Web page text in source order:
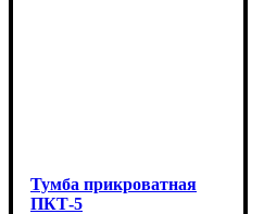
Тумба прикроватная
ПКТ-5